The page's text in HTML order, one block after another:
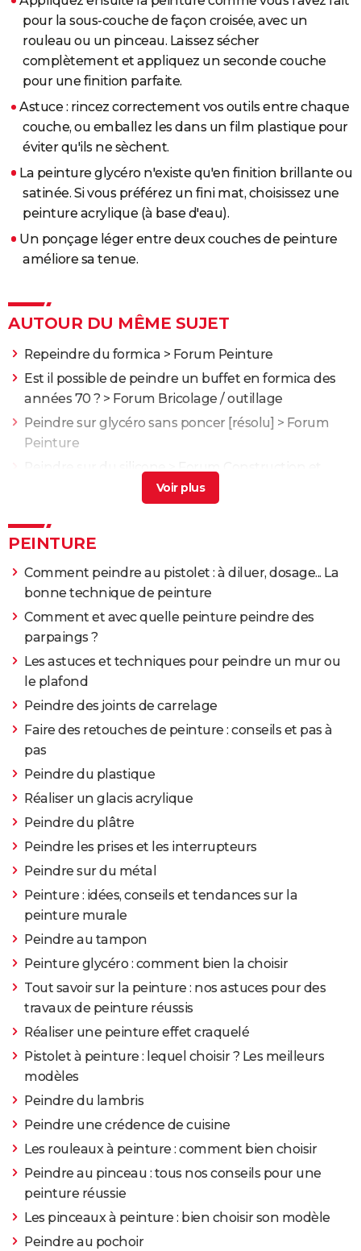
pour la sous-couche de façon croisée, avec un
rouleau ou un pinceau. Laissez sécher
complètement et appliquez un seconde couche
pour une finition parfaite.
Astuce : rincez correctement vos outils entre chaque
couche, ou emballez les dans un film plastique pour
éviter qu'ils ne sèchent.
La peinture glycéro n'existe qu'en finition brillante ou
satinée. Si vous préférez un fini mat, choisissez une
peinture acrylique (à base d'eau).
Un ponçage léger entre deux couches de peinture
améliore sa tenue.
AUTOUR DU MÊME SUJET
Repeindre du formica > Forum Peinture
Est il possible de peindre un buffet en formica des
années 70 ? > Forum Bricolage / outillage
Peindre sur glycéro sans poncer [résolu] > Forum
Peinture
PEINTURE
Comment peindre au pistolet : à diluer, dosage... La
bonne technique de peinture
Comment et avec quelle peinture peindre des
parpaings ?
Les astuces et techniques pour peindre un mur ou
le plafond
Peindre des joints de carrelage
Faire des retouches de peinture : conseils et pas à
pas
Peindre du plastique
Réaliser un glacis acrylique
Peindre du plâtre
Peindre les prises et les interrupteurs
Peindre sur du métal
Peinture : idées, conseils et tendances sur la
peinture murale
Peindre au tampon
Peinture glycéro : comment bien la choisir
Tout savoir sur la peinture : nos astuces pour des
travaux de peinture réussis
Réaliser une peinture effet craquelé
Pistolet à peinture : lequel choisir ? Les meilleurs
modèles
Peindre du lambris
Peindre une crédence de cuisine
Les rouleaux à peinture : comment bien choisir
Peindre au pinceau : tous nos conseils pour une
peinture réussie
Les pinceaux à peinture : bien choisir son modèle
Peindre au pochoir